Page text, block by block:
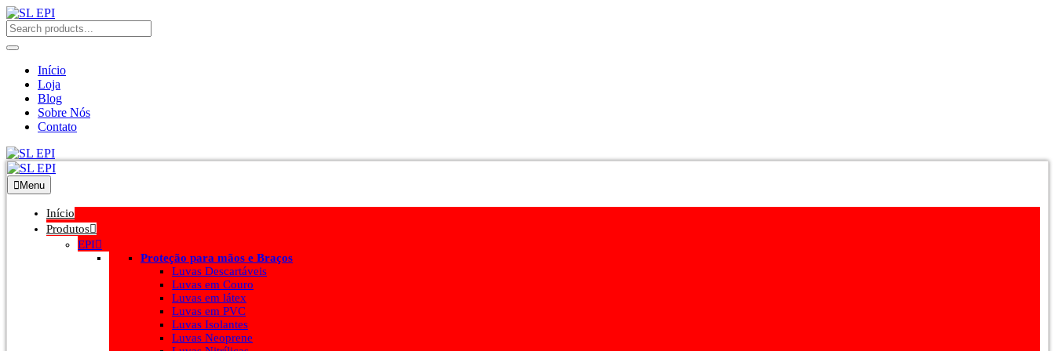
Início
Loja
Blog
Sobre Nós
Contato
Menu
Início
Produtos
EPI
Proteção para mãos e Braços
Luvas Descartáveis
Luvas em Couro
Luvas em látex
Luvas em PVC
Luvas Isolantes
Luvas Neoprene